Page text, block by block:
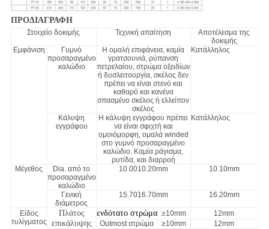
ΠΡΟΔΙΑΓΡΑΦΗ
Στοιχείο δοκιμής Τεχνική απαίτηση
Αποτέλεσμα της
δοκιμής
Εμφάνιση
Γυμνό
προσαραγμένο
καλώδιο
Η ομαλή επιφάνεια, καμία
γρατσουνιά, ρύπανση
πετρελαίου, στρώμα οξειδίων
ή δυσλειτουργία, σκέλος δεν
πρέπει να είναι στενό και
καθαρό και κανένα
σπασμένο σκέλος ή ελλείπον
σκέλος
Κατάλληλος
Κάλυψη
εγγράφου
Η κάλυψη εγγράφου πρέπει
να είναι σφιχτή και
ομοιόμορφη, ομαλά winded
στο γυμνό προσαραγμένο
καλώδιο. Καμία ράγισμα,
ρυτίδα, και διαρροή
Κατάλληλος
Μέγεθος
Dia. από το
προσαραγμένο
καλώδιο
10.0010.20mm 10.10mm
Γενική
διάμετρος
15.7016.70mm 16.20mm
Είδος
τυλίγματος
Πλάτος
επικάλυψης
ενδότατο στρώμα ≥10mm
12mm
Outmost στρώμα
≥10mm 12mm